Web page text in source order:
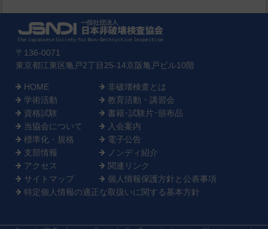
〒136-0071
東京都江東区亀戸2丁目25-14京阪亀戸ビル10階
HOME
非破壊検査とは
学術活動
教育活動・講習会
資格試験
書籍･試験片･頒布品
当協会について
入会案内
標準化・規格
電子公告
支部情報
ノンディ紹介
アクセス
関連リンク
サイトマップ
個人情報保護方針と公表事項
特定個人情報の適正な取扱いに関する基本方針